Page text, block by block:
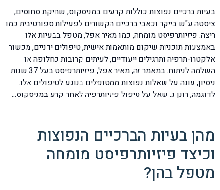
בעיות ברכיים נפוצות כוללות קרעים במניסקוס, שחיקת סחוסים,
ציסטה ע"ש בייקר וכאבי ברכיים הקשורים לפעילות ספורטיבית כמו
ריצה. פיזיותרפיסט מומחה, כמו מאיר אפל, מטפל בבעיות אלו
באמצעות תוכניות שיקום מותאמות אישית, טיפולים ידניים, מכשור
אלקטרו-תרפיה ותרגילים ייעודיים, לעיתים קרובות כחלופה או
השלמה לניתוח. במאמר זה, מאיר אפל, פיזיותרפיסט בעל 37 שנות
ניסיון, עונה על שאלות נפוצות ממטופלים בנוגע לטיפולים אלו.
לדוגמה, רונן ג. שאל על טיפול פיזיותרפיה לאחר קרע במניסקוס...
מהן בעיות הברכיים הנפוצות
וכיצד פיזיותרפיסט מומחה
מטפל בהן?